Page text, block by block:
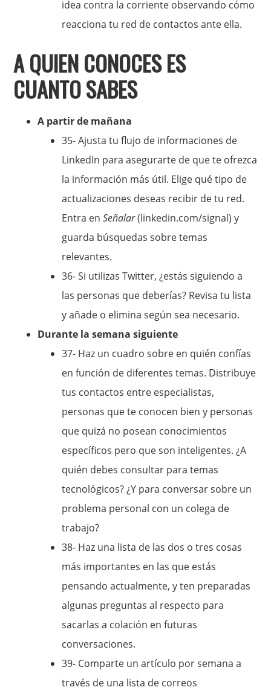
idea contra la corriente observando cómo
reacciona tu red de contactos ante ella.
A QUIEN CONOCES ES
CUANTO SABES
A partir de mañana
35- Ajusta tu flujo de informaciones de
LinkedIn para asegurarte de que te ofrezca
la información más útil. Elige qué tipo de
actualizaciones deseas recibir de tu red.
Entra enSeñalar(linkedin.com/signal) y
guarda búsquedas sobre temas
relevantes.
36- Si utilizas Twitter, ¿estás siguiendo a
las personas que deberías? Revisa tu lista
y añade o elimina según sea necesario.
Durante la semana siguiente
37- Haz un cuadro sobre en quién confías
en función de diferentes temas. Distribuye
tus contactos entre especialistas,
personas que te conocen bien y personas
que quizá no posean conocimientos
específicos pero que son inteligentes. ¿A
quién debes consultar para temas
tecnológicos? ¿Y para conversar sobre un
problema personal con un colega de
trabajo?
38- Haz una lista de las dos o tres cosas
más importantes en las que estás
pensando actualmente, y ten preparadas
algunas preguntas al respecto para
sacarlas a colación en futuras
conversaciones.
39- Comparte un artículo por semana a
través de una lista de correos